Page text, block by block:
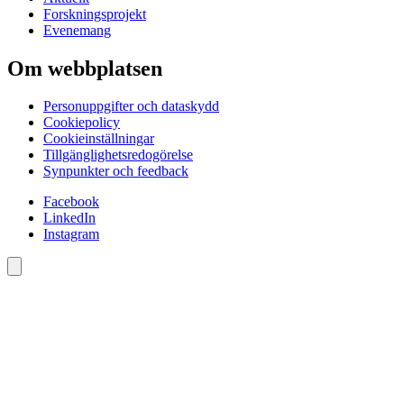
Forskningsprojekt
Evenemang
Om webbplatsen
Personuppgifter och dataskydd
Cookiepolicy
Cookieinställningar
Tillgänglighetsredogörelse
Synpunkter och feedback
Facebook
LinkedIn
Instagram